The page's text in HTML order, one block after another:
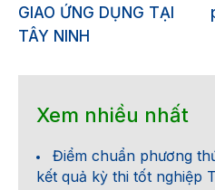
GIAO ỨNG DỤNG TẠI
TÂY NINH
Xem nhiều nhất
Điểm chuẩn phương
kết quả kỳ thi tốt nghiệp